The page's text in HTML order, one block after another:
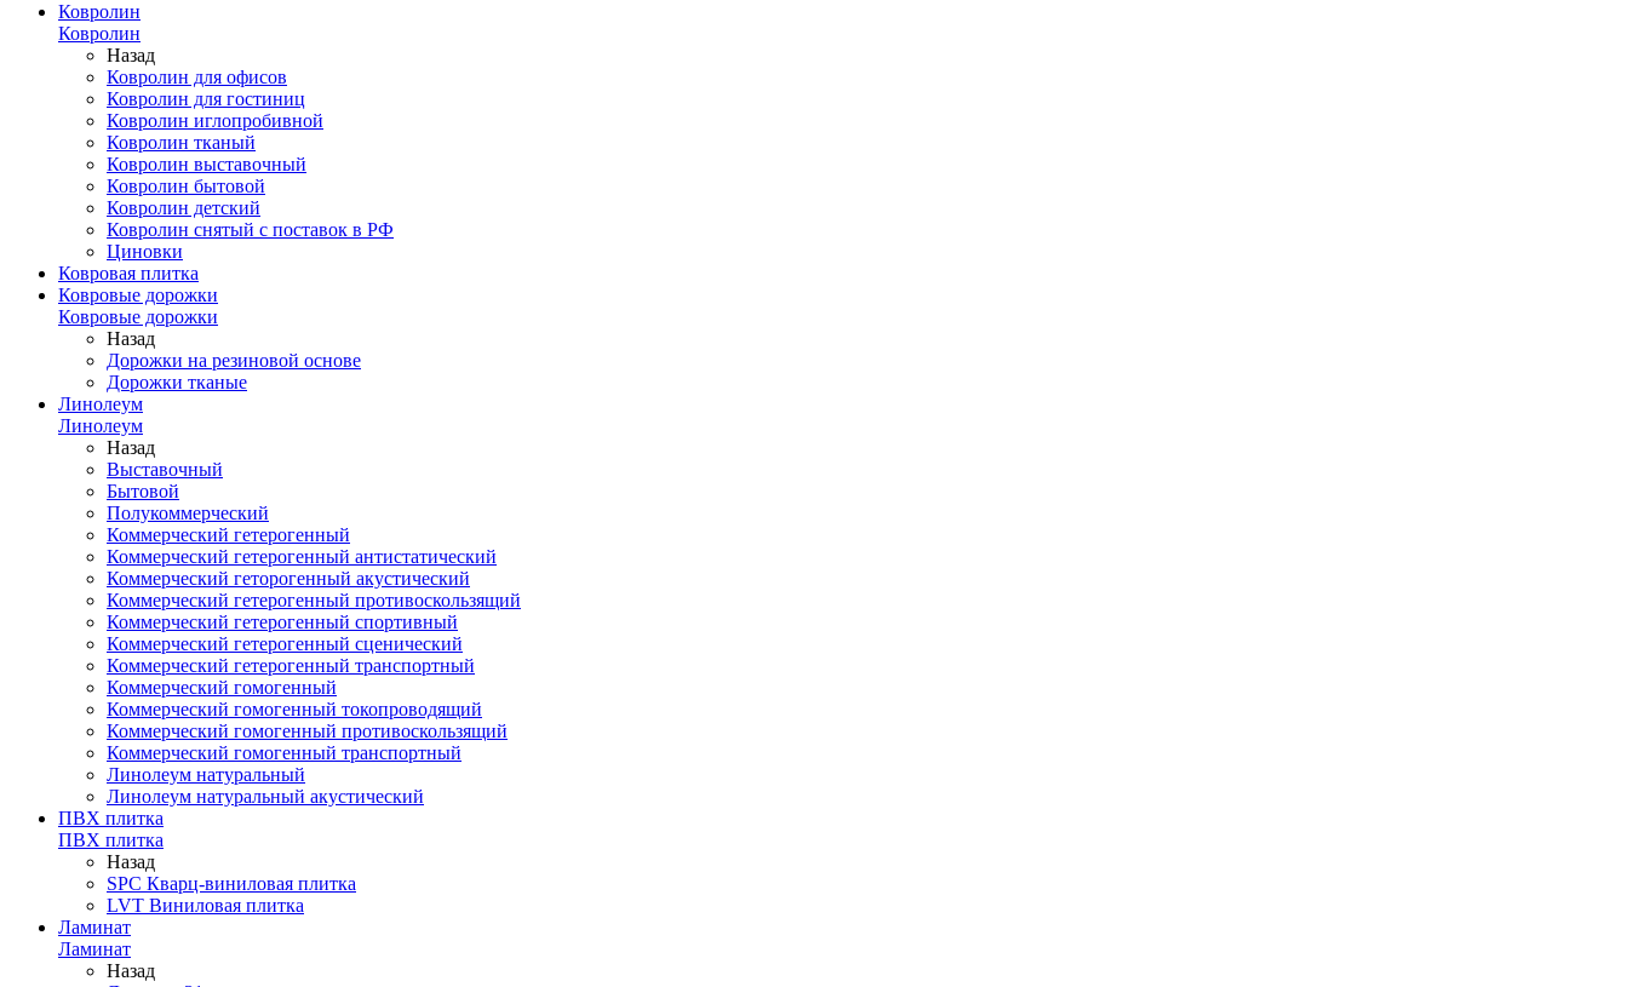
Ковролин
Ковролин
Назад
Ковролин для офисов
Ковролин для гостиниц
Ковролин иглопробивной
Ковролин тканый
Ковролин выставочный
Ковролин бытовой
Ковролин детский
Ковролин снятый с поставок в РФ
Циновки
Ковровая плитка
Ковровые дорожки
Ковровые дорожки
Назад
Дорожки на резиновой основе
Дорожки тканые
Линолеум
Линолеум
Назад
Выставочный
Бытовой
Полукоммерческий
Коммерческий гетерогенный
Коммерческий гетерогенный антистатический
Коммерческий геторогенный акустический
Коммерческий гетерогенный противоскользящий
Коммерческий гетерогенный спортивный
Коммерческий гетерогенный сценический
Коммерческий гетерогенный транспортный
Коммерческий гомогенный
Коммерческий гомогенный токопроводящий
Коммерческий гомогенный противоскользящий
Коммерческий гомогенный транспортный
Линолеум натуральный
Линолеум натуральный акустический
ПВХ плитка
ПВХ плитка
Назад
SPC Кварц-виниловая плитка
LVT Виниловая плитка
Ламинат
Ламинат
Назад